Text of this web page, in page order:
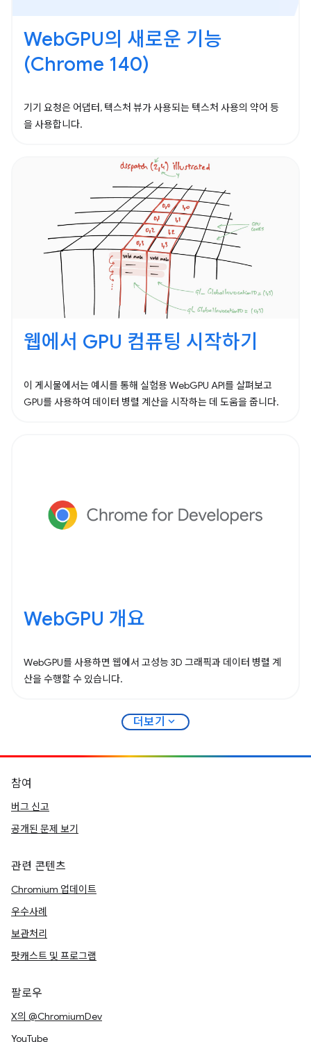
WebGPU의 새로운 기능
(Chrome 140)
기기 요청은 어댑터, 텍스처 뷰가 사용되는 텍스처 사용의 약어 등
을 사용합니다.
웹에서 GPU 컴퓨팅 시작하기
이 게시물에서는 예시를 통해 실험용 WebGPU API를 살펴보고
GPU를 사용하여 데이터 병렬 계산을 시작하는 데 도움을 줍니다.
WebGPU 개요
WebGPU를 사용하면 웹에서 고성능 3D 그래픽과 데이터 병렬 계
산을 수행할 수 있습니다.
더보기 expand_more
참여
버그 신고
공개된 문제 보기
관련 콘텐츠
Chromium 업데이트
우수사례
보관처리
팟캐스트 및 프로그램
팔로우
X의 @ChromiumDev
YouTube